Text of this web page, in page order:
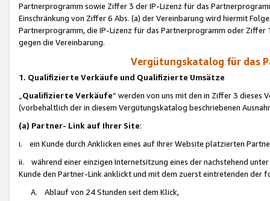
Partnerprogramm sowie Ziffer 3 der IP-Lizenz für das
Einschränkung von Ziffer 6 Abs. (a) der Vereinbarung wird hiermit
Partnerprogramm, die IP-Lizenz für das Partnerprogramm oder
gegen die Vereinbarung.
Vergütungskatalog für das
1. Qualifizierte Verkäufe und Qualifizierte Umsätze
Qualifizierte Verkäufe“ werden von uns mit den in Ziffer 3
(vorbehaltlich der in diesem Vergütungskatalog beschriebenen
(a) Partner- Link auf Ihrer Site:
i. ein Kunde durch Anklicken eines auf Ihrer Website platzierten
ii. während einer einzigen Internetsitzung eines der nachstehend
Kunde den Partner-Link anklickt und mit dem zuerst eintretenden der
A. Ablauf von 24 Stunden seit dem Klick,